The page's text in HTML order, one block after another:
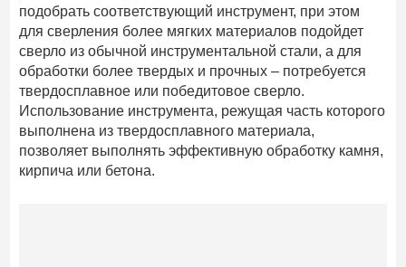
подобрать соответствующий инструмент, при этом
для сверления более мягких материалов подойдет
сверло из обычной инструментальной стали, а для
обработки более твердых и прочных – потребуется
твердосплавное или победитовое сверло.
Использование инструмента, режущая часть которого
выполнена из твердосплавного материала,
позволяет выполнять эффективную обработку камня,
кирпича или бетона.